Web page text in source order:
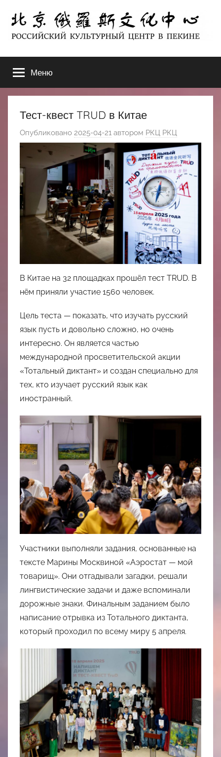
содержимому
北
京
俄
罗
文
化
中
ЦЕНТР
В
ПЕКИНЕ
Меню
Тест-квест TRUD в Китае
Опубликовано 2025-04-21 автором РКЦ РКЦ
В Китае на 32 площадках прошёл тест TRUD. В
нём приняли участие 1560 человек.
Цель теста — показать, что изучать русский
язык пусть и довольно сложно, но очень
интересно. Он является частью
международной просветительской акции
«Тотальный диктант» и создан специально для
тех, кто изучает русский язык как
иностранный.
Участники выполняли задания, основанные на
тексте Марины Москвиной «Аэростат — мой
товарищ». Они отгадывали загадки, решали
лингвистические задачи и даже вспоминали
дорожные знаки. Финальным заданием было
написание отрывка из Тотального диктанта,
который проходил по всему миру 5 апреля.